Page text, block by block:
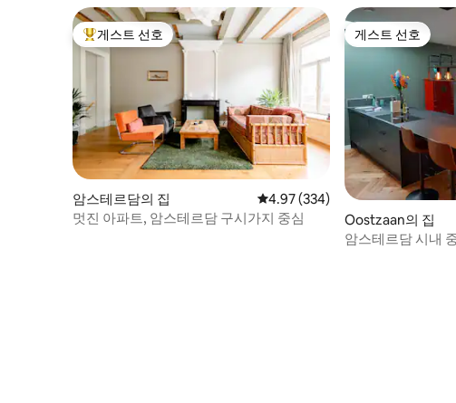
상위 게스트 선호
게스트 선호
암스테르담의 집 평점 4.97점(5점 만점), 후기 334
4.97 (334)
멋진 아파트, 암스테르담 구시가지 중심
게스트 선호
게스트 선호
Oostzaan의 집
암스테르담 시내